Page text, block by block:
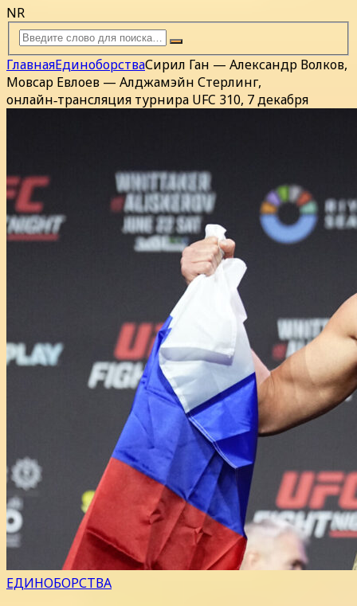
NR
ГлавнаяЕдиноборстваСирил Ган — Александр Волков,
Мовсар Евлоев — Алджамэйн Стерлинг,
онлайн‑трансляция турнира UFC 310, 7 декабря
ЕДИНОБОРСТВА